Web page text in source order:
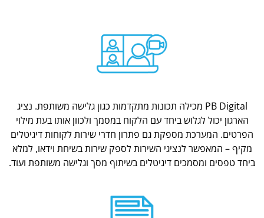
PB Digital מכילה תכונות מתקדמות כגון גלישה משותפת. נציג
הארגון יכול לגלוש ביחד עם הלקוח במסמך ולכוון אותו בעת מילוי
הפרטים. המערכת מספקת גם פתרון חדרי שירות לקוחות דיגיטלים
מקיף – המאפשר לנציגי השירות לספק שירות בשיחת וידאו, למלא
ביחד טפסים ומסמכים דיגיטלים בשיתוף מסך וגלישה משותפת ועוד.